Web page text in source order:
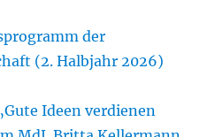
der
(2. Halbjahr 2026)
Ideen verdienen